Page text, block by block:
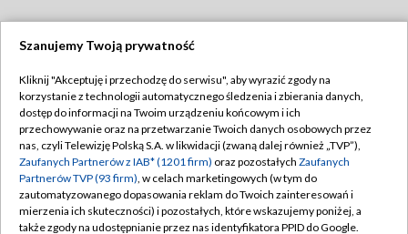
TVP
Abonament TVP
Emisja w TVP
Centrum informacji TVP
Naziemna Telewizja Cyfrowa
Regulamin TVP
Polityka prywatności
Moje zgody
Pomoc
Szanujemy Twoją prywatność
Kliknij "Akceptuję i przechodzę do serwisu", aby wyrazić zgody na
korzystanie z technologii automatycznego śledzenia i zbierania danych,
dostęp do informacji na Twoim urządzeniu końcowym i ich
przechowywanie oraz na przetwarzanie Twoich danych osobowych przez
nas, czyli Telewizję Polską S.A. w likwidacji (zwaną dalej również „TVP”),
Zaufanych Partnerów z IAB* (1201 firm) oraz pozostałych Zaufanych
Partnerów TVP (93 firm), w celach marketingowych (w tym do
zautomatyzowanego dopasowania reklam do Twoich zainteresowań i
mierzenia ich skuteczności) i pozostałych, które wskazujemy poniżej, a
także zgody na udostępnianie przez nas identyfikatora PPID do Google.